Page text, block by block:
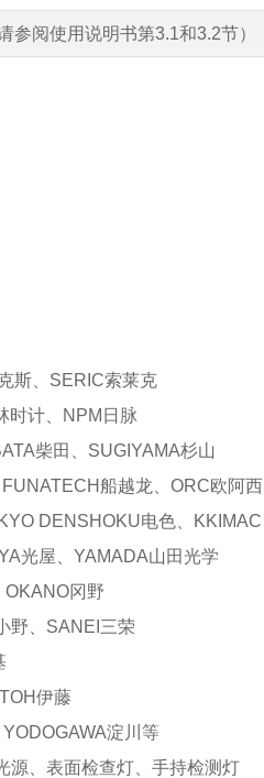
参阅使用说明书第3.1和3.2节）
斯、SERIC索莱克
时计、NPM日脉
柴田、SUGIYAMA杉山
船越龙、ORC欧阿西
DENSHOKU电色、KKIMAC
光屋、YAMADA山田光学
冈野
野、SANEI三荣
伊藤
淀川等
源、表面检查灯、手持检测灯